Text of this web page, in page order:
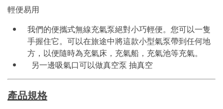
輕便易用
我們的便攜式無線充氣泵絕對小巧輕便。您可以一隻
手握住它。可以在旅途中將這款小型氣泵帶到任何地
方，以便隨時為充氣床，充氣船，充氣池等充氣。
另一邊吸氣口可以做真空泵 抽真空
產品規格